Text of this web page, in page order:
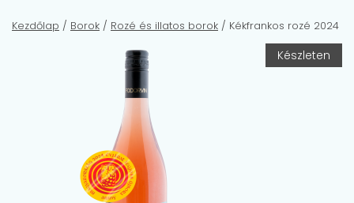
Kezdőlap / Borok / Rozé és illatos borok / Kékfrankos rozé 2024
Készleten